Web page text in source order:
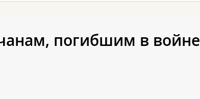
погибшим в войне